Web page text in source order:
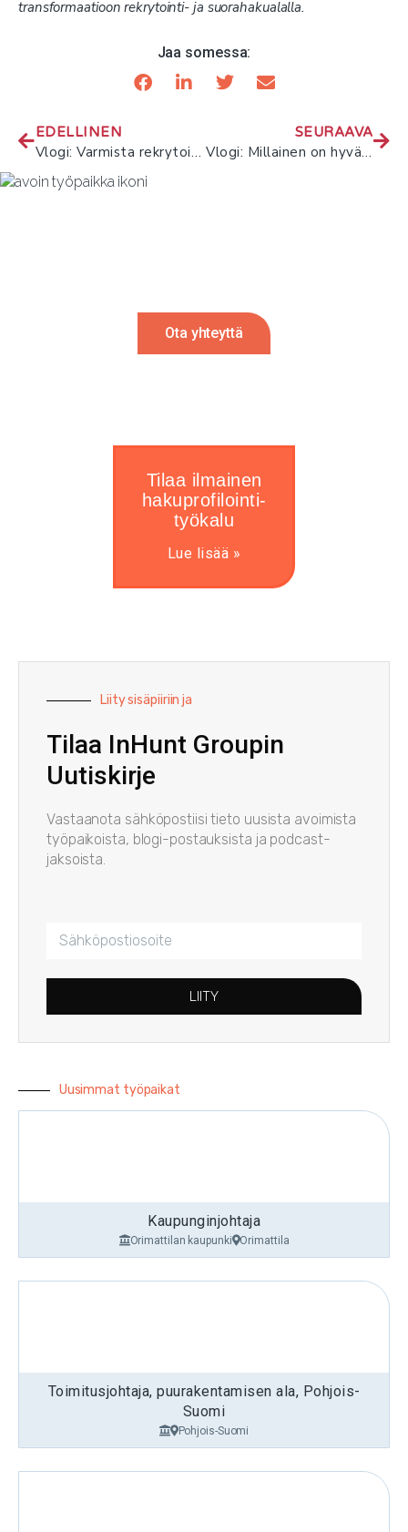
transformaatioon rekrytointi- ja suorahakualalla.
Jaa somessa:
EDELLINEN
Vlogi: Varmista rekrytointiprosessin onnistuminen näillä vinkeillä
SEURAAVA
Vlogi: Millainen on hyvä johtaja?
Ota yhteyttä
Tilaa ilmainen
hakuprofilointi-
työkalu
Lue lisää »
Liity sisäpiiriin ja
Tilaa InHunt Groupin
Uutiskirje
Vastaanota sähköpostiisi tieto uusista avoimista
työpaikoista, blogi-postauksista ja podcast-
jaksoista.
LIITY
Uusimmat työpaikat
Kaupunginjohtaja
Orimattilan kaupunki Orimattila
Toimitusjohtaja, puurakentamisen ala, Pohjois-
Suomi
Pohjois-Suomi